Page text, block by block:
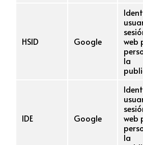
HSID Google
web
la
IDE Google
web
la